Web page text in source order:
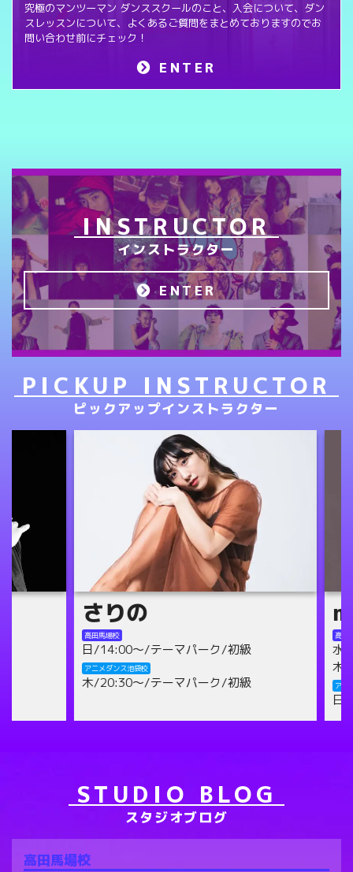
究極のマンツーマン ダンススクールのこと、入会について、ダン
スレッスンについて、よくあるご質問をまとめておりますのでお
問い合わせ前にチェック！
ENTER
INSTRUCTOR
インストラクター
ENTER
PICKUP INSTRUCTOR
ピックアップインストラクター
さりの
高田馬場校
日/14:00～/テーマパーク/初級
アニメダンス池袋校
木/20:30～/テーマパーク/初級
高田馬場校
水/
木/
アニメダ
日/
STUDIO BLOG
スタジオブログ
高田馬場校